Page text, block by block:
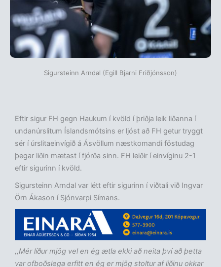
Sigursteinn Arndal (Egill Bjarni Friðjónsson)
Eftir sigur FH gegn Haukum í kvöld í þriðja leik liðanna í
undanúrslitum Íslandsmótsins er ljóst að FH getur tryggt
sér í úrslitaeinvígið á Ásvöllum næstkomandi föstudag
þegar liðin mætast í fjórða sinn. FH leiðir í einvíginu 2-1
eftir sigurinn í kvöld.
Sigursteinn Arndal var létt eftir sigurinn í viðtali við Ingvar
Örn Ákason í Sjónvarpi Símans.
,,Mér líður mjög vel en ég ætla ekki að neita því að þetta
var ofboðslega erfitt en ég er mjög stoltur af liðinu okkar